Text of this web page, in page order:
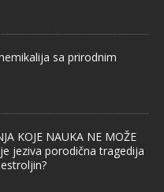
sa prirodnim
KOJE NAUKA NE MOŽE
jeziva porodična tragedija